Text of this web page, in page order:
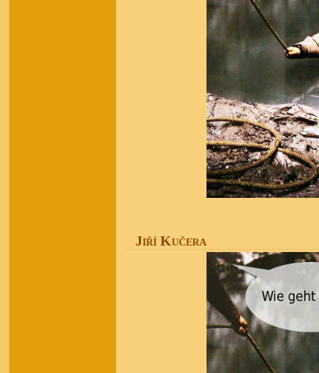
Jiří Kučera